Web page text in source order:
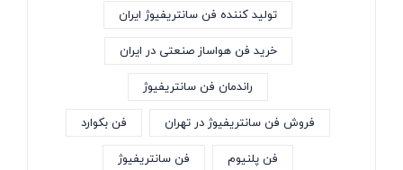
تولید کننده فن سانتریفیوژ ایران
خرید فن هواساز صنعتی در ایران
راندمان فن سانتریفیوژ
فروش فن سانتریفیوژ در تهران
فن بکوارد
فن پلنیوم
فن سانتریفیوژ